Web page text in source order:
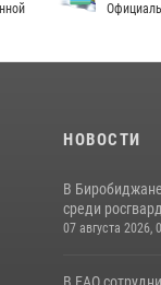
НОВОСТИ
В
среди
07 августа 2026,